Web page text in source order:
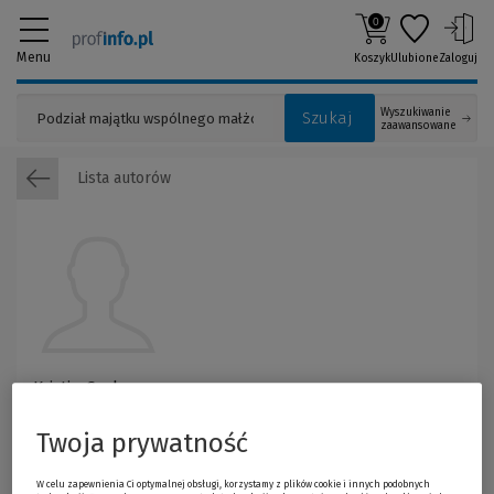
Menu
Szukaj
Wyszukiwanie
zaawansowane
0
KoszykUlubioneZaloguj
Kristin Cashore
Lista autorów
Twoja prywatność
W celu zapewnienia Ci optymalnej obsługi, korzystamy z plików cookie i innych podobnych